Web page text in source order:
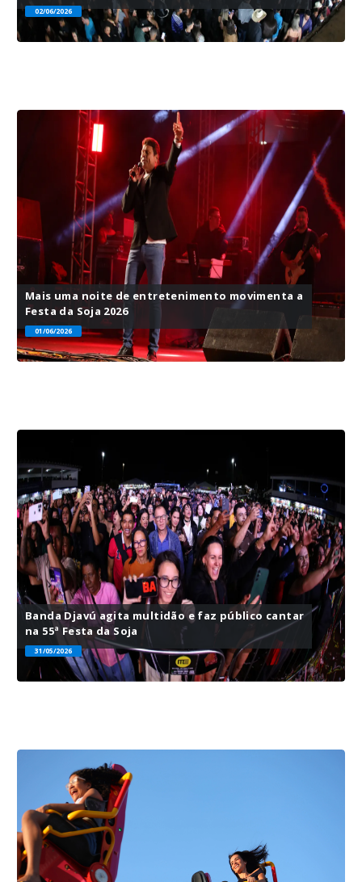
02/06/2026
Mais uma noite de entretenimento movimenta a
Festa da Soja 2026
01/06/2026
Banda Djavú agita multidão e faz público cantar
na 55ª Festa da Soja
31/05/2026